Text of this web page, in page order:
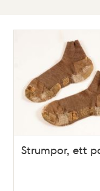
Strumpor, ett